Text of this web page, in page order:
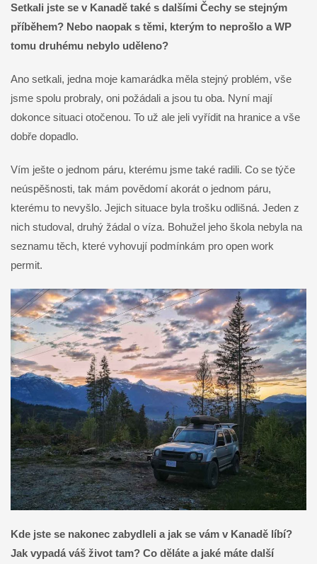
Setkali jste se v Kanadě také s dalšími Čechy se stejným
příběhem? Nebo naopak s těmi, kterým to neprošlo a WP
tomu druhému nebylo uděleno?
Ano setkali, jedna moje kamarádka měla stejný problém, vše
jsme spolu probraly, oni požádali a jsou tu oba. Nyní mají
dokonce situaci otočenou. To už ale jeli vyřídit na hranice a vše
dobře dopadlo.
Vím ješte o jednom páru, kterému jsme také radili. Co se týče
neúspěšnosti, tak mám povědomí akorát o jednom páru,
kterému to nevyšlo. Jejich situace byla trošku odlišná. Jeden z
nich studoval, druhý žádal o víza. Bohužel jeho škola nebyla na
seznamu těch, které vyhovují podmínkám pro open work
permit.
Kde jste se nakonec zabydleli a jak se vám v Kanadě líbí?
Jak vypadá váš život tam? Co děláte a jaké máte další